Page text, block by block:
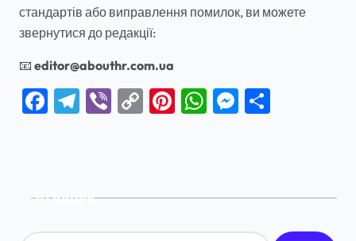
стандартів або виправлення помилок, ви можете
звернутися до редакції:
📧 editor@abouthr.com.ua
Facebook
Telegram
ViberCopyPinterest
WhatsApp
Пошук